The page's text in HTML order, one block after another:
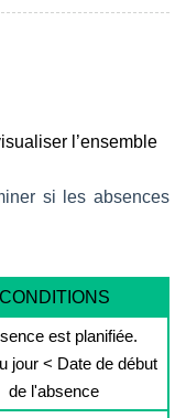
l’ensemble
si les absences
CONDITIONS
est planifiée.
jour < Date de début
de l'absence